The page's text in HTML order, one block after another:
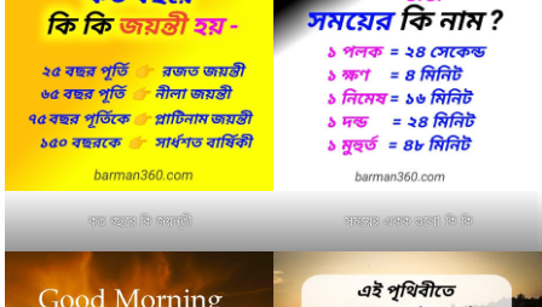
কত বছরে কি জয়ন্তী সময়ের একক গুলো কি কি